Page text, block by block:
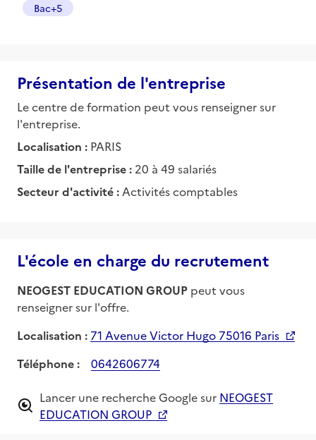
Bac+5
Présentation de l'entreprise
Le centre de formation peut vous renseigner sur
l'entreprise.
Localisation : PARIS
Taille de l'entreprise : 20 à 49 salariés
Secteur d'activité : Activités comptables
L'école en charge du recrutement
NEOGEST EDUCATION GROUP peut vous
renseigner sur l'offre.
Localisation : 71 Avenue Victor Hugo 75016 Paris
Téléphone :
0642606774
Lancer une recherche Google sur NEOGEST
EDUCATION GROUP